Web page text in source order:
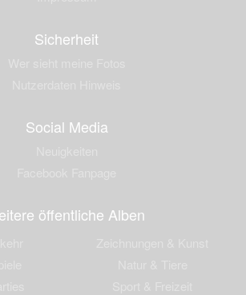
Sicherheit
Social Media
öffentliche Alben